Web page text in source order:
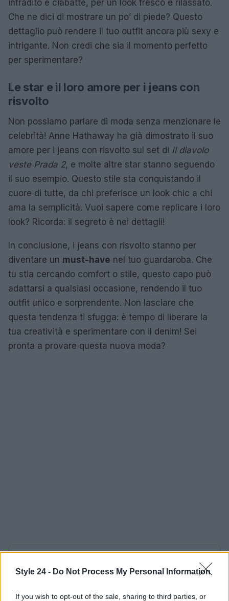
Style 24 - Do Not Process My Personal Information
If you wish to opt-out of the sale, sharing to third parties, or
infradito e ciabatte, per un look fresco e rilassato.
Che ne dici di mostrare un po’ di piede? Questo
dettaglio può rendere il tuo outfit ancora più sexy e
intrigante. Non credi che sia il momento perfetto
per sperimentare?
Le star e il loro amore per i jeans con
risvolto
Non possiamo parlare di moda senza menzionare le
celebrità! Anne Hathaway ha già dimostrato il suo
amore per i jeans con risvolto sul set di Il diavolo
veste Prada 2, e molte altre star stanno seguendo
il suo esempio. Questo stile sta conquistando il
cuore di tutte, da chi preferisce un look chic a chi
ama la semplicità. Vuoi sapere come replicare i loro
look? Ricorda: il segreto è nei dettagli!
In conclusione, i jeans con risvolto stanno per
diventare un must-have nel tuo guardaroba. Che
tu stia cercando comfort o stile, questo capo può
adattarsi a qualsiasi occasione, rendendo il tuo
outfit unico e sorprendente. Non lasciare che
questa tendenza ti sfugga: è tempo di liberare la
tua creatività e sperimentare con il denim! Sei
pronta a provare questa nuova moda?
Staff